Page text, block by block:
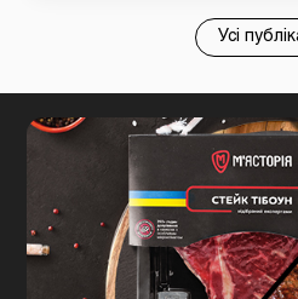
Усі